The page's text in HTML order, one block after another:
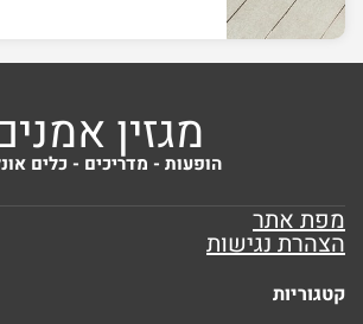
מגזין
הופעות - מדריכים - כלים
מפת אתר
הצהרת נגישות
קטגוריות